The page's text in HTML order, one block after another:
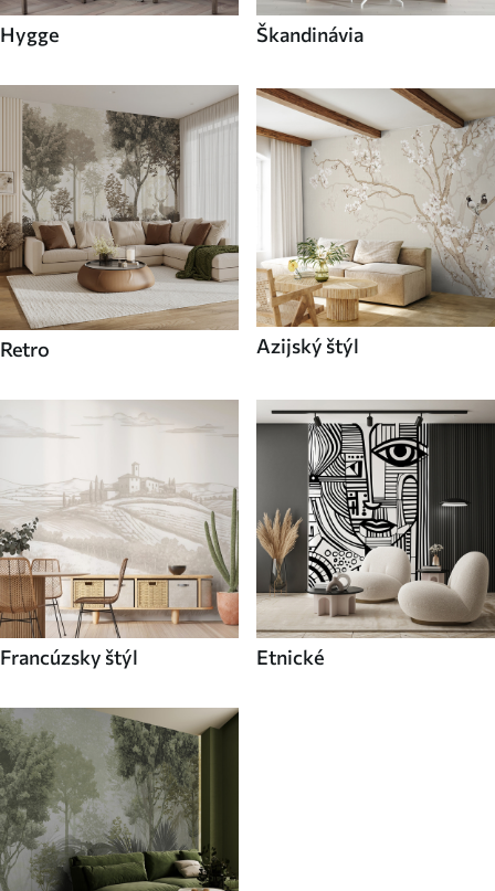
Hygge Škandinávia
Retro Azijský štýl
Francúzsky štýl Etnické